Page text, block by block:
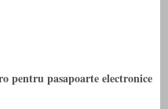
pentru pasapoarte electronice